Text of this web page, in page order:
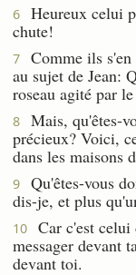
6
Heureux celui
chute!
7
Comme ils
au sujet de Jean:
roseau agité par
8
Mais, qu'êtes-
précieux? Voici,
dans les maisons
9
Qu'êtes-vous
dis-je, et plus
10
Car c'est
messager devant
devant toi.